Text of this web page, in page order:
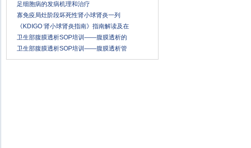
足细胞病的发病机理和治疗
寡免疫局灶阶段坏死性肾小球肾炎一列
《KDIGO 肾小球肾炎指南》指南解读及在
卫生部腹膜透析SOP培训——腹膜透析的
卫生部腹膜透析SOP培训——腹膜透析管